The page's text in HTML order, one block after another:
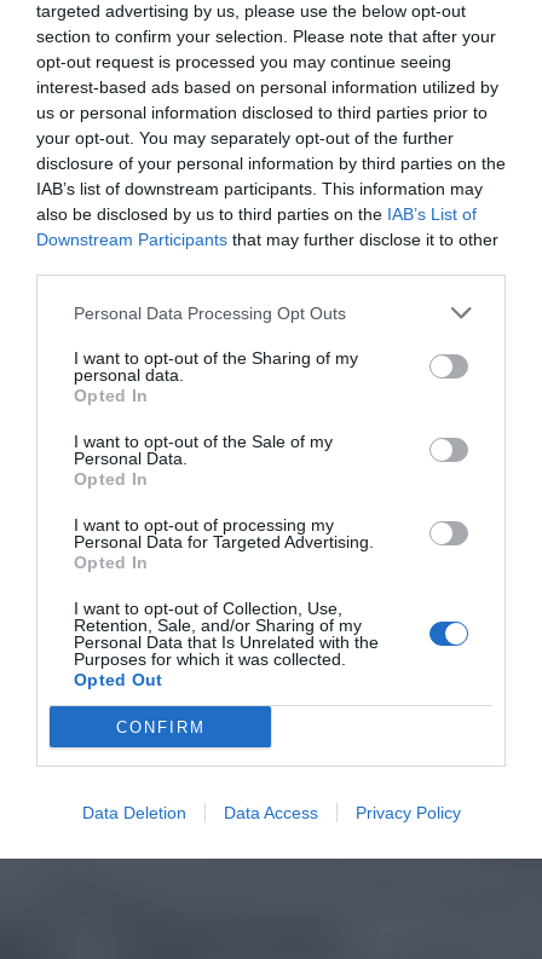
targeted advertising by us, please use the below opt-out
section to confirm your selection. Please note that after your
opt-out request is processed you may continue seeing
interest-based ads based on personal information utilized by
us or personal information disclosed to third parties prior to
your opt-out. You may separately opt-out of the further
disclosure of your personal information by third parties on the
IAB’s list of downstream participants. This information may
also be disclosed by us to third parties on the IAB’s List of
Downstream Participants that may further disclose it to other
Personal Data Processing Opt Outs
I want to opt-out of the Sharing of my
personal data.
Opted In
I want to opt-out of the Sale of my
Personal Data.
Opted In
I want to opt-out of processing my
Personal Data for Targeted Advertising.
Opted In
I want to opt-out of Collection, Use,
Retention, Sale, and/or Sharing of my
Personal Data that Is Unrelated with the
Purposes for which it was collected.
Opted Out
CONFIRM
Data Deletion Data Access Privacy Policy